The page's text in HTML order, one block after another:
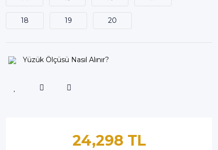
18 19 20
Yüzük Ölçüsü Nasıl Alınır?
24,298 TL